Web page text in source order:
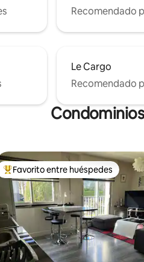
Recomendado
Le Cargo
Recomendado
Favorito entre huéspedes preferido
Favorito entre huéspedes